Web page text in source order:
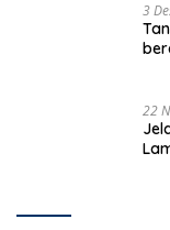
3
22